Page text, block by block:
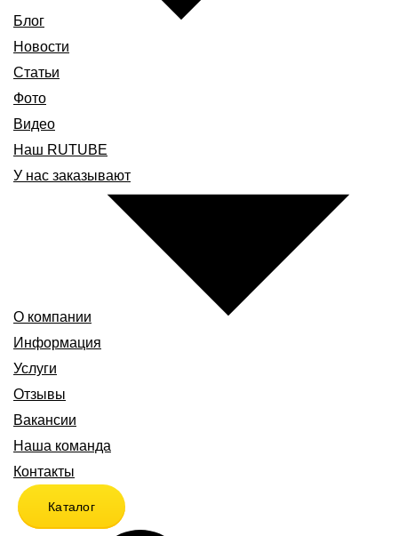
Блог
Новости
Статьи
Фото
Видео
Наш RUTUBE
У нас заказывают
О компании
Информация
Услуги
Отзывы
Вакансии
Наша команда
Контакты
Каталог